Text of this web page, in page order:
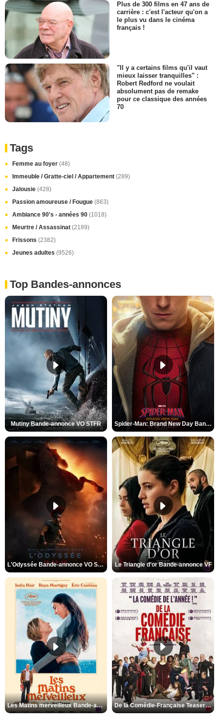
Plus de 300 films en 47 ans de
carrière : c'est l'acteur qu'on a
le plus vu dans le cinéma
français !
"Il y a certains films qu'il vaut
mieux laisser tranquilles" :
Robert Redford ne voulait
absolument pas de remake
pour ce classique des années
70
Tags
Femme au foyer (48)
Immeuble / Gratte-ciel / Appartement (289)
Jalousie (428)
Passion amoureuse / Fougue (863)
Ambiance 90's - années 90 (1018)
Meurtre / Assassinat (2189)
Frissons (2382)
Jeunes adultes (9526)
Top Bandes-annonces
Mutiny Bande-annonce VO STFR Spider-Man: Brand New Day Bande-annonce VO STFR
L'Odyssée Bande-annonce VO STFR Le Triangle d'or Bande-annonce VF
Les Matins merveilleux Bande-annonce VF De la Comédie-Française Teaser VF